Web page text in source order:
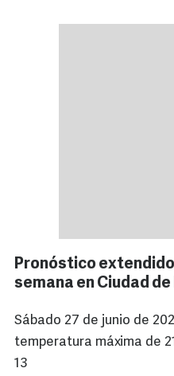
Pronóstico
semana en Ciudad
Sábado 27 de junio de
temperatura máxima de
13